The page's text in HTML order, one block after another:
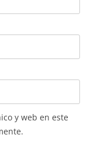
y web en este